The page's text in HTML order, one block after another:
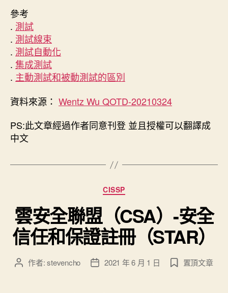
參考
. 測試
. 測試線束
. 測試自動化
. 集成測試
. 主動測試和被動測試的區別
資料來源： Wentz Wu QOTD-20210324
PS:此文章經過作者同意刊登 並且授權可以翻譯成
中文
分
類
CISSP
雲安全聯盟（CSA）-安全
信任和保證註冊（STAR）
文 作者:stevencho
文 2021 年 6 月 1 日 置頂文章